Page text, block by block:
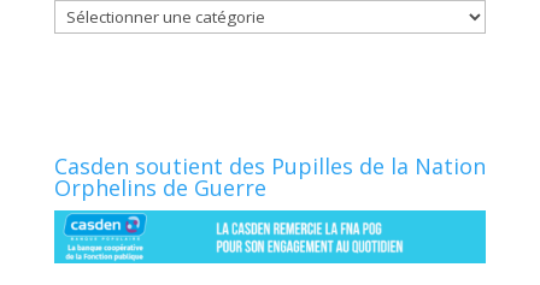
Catégories
Casden soutient des Pupilles de la Nation
Orphelins de Guerre